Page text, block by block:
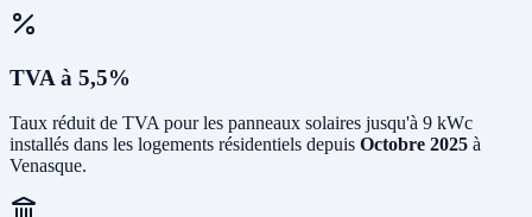
TVA à 5,5%
Taux réduit de TVA pour les panneaux solaires jusqu'à 9 kWc
installés dans les logements résidentiels depuis Octobre 2025 à
Venasque.